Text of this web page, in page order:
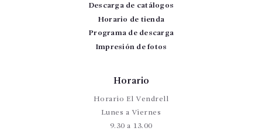
Descarga de catálogos
Horario de tienda
Programa de descarga
Impresión de fotos
Horario
Horario El Vendrell
Lunes a Viernes
9.30 a 13.00